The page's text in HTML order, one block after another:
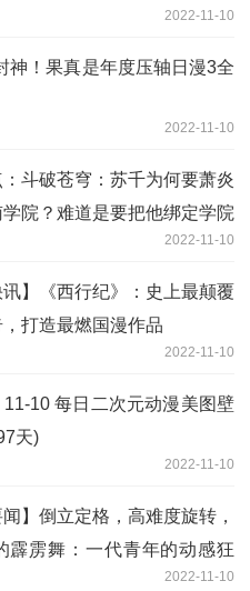
2022-11-10
神！果真是年度压轴日漫3全
2022-11-10
斗破苍穹：苏千为何要萧炎
院？难道是要把他绑定学院
2022-11-10
讯】《西行纪》：史上最颠覆
打造最燃国漫作品
2022-11-10
10 每日二次元动漫美图壁
天)
2022-11-10
闻】倒立定格，高难度旋转，
霹雳舞：一代青年的动感狂
2022-11-10